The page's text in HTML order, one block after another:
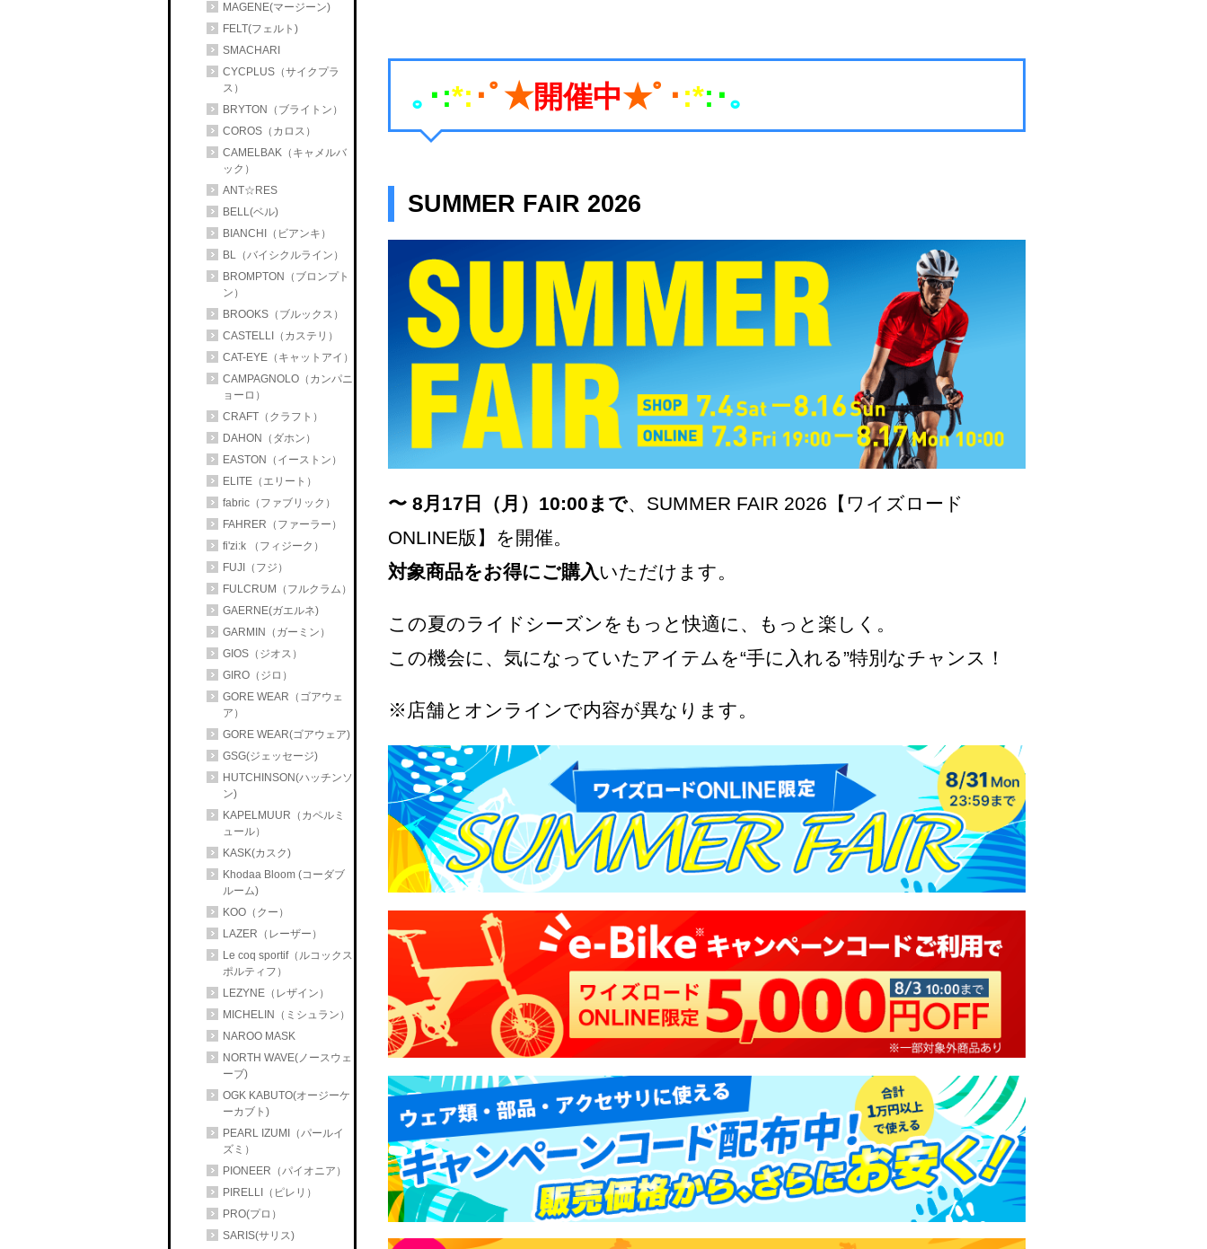
MAGENE(マージーン)
FELT(フェルト)
SMACHARI
CYCPLUS（サイクプラ
ス）
BRYTON（ブライトン）
COROS（カロス）
CAMELBAK（キャメルバ
ック）
ANT☆RES
BELL(ベル)
BIANCHI（ビアンキ）
BL（バイシクルライン）
BROMPTON（ブロンプト
ン）
BROOKS（ブルックス）
CASTELLI（カステリ）
CAT-EYE（キャットアイ）
CAMPAGNOLO（カンパニ
ョーロ）
CRAFT（クラフト）
DAHON（ダホン）
EASTON（イーストン）
ELITE（エリート）
fabric（ファブリック）
FAHRER（ファーラー）
fi'zi:k （フィジーク）
FUJI（フジ）
FULCRUM（フルクラム）
GAERNE(ガエルネ)
GARMIN（ガーミン）
GIOS（ジオス）
GIRO（ジロ）
GORE WEAR（ゴアウェ
ア）
GORE WEAR(ゴアウェア)
GSG(ジェッセージ)
HUTCHINSON(ハッチンソ
ン)
KAPELMUUR（カペルミ
ュール）
KASK(カスク)
Khodaa Bloom (コーダブ
ルーム)
KOO（クー）
LAZER（レーザー）
Le coq sportif（ルコックス
ポルティフ）
LEZYNE（レザイン）
MICHELIN（ミシュラン）
NAROO MASK
NORTH WAVE(ノースウェ
ーブ)
OGK KABUTO(オージーケ
ーカブト)
PEARL IZUMI（パールイ
ズミ）
PIONEER（パイオニア）
PIRELLI（ピレリ）
PRO(プロ）
SARIS(サリス)
｡ ･:*: ･ﾟ★開催中★ﾟ･ :*:･｡
SUMMER FAIR 2026
〜 8月17日（月）10:00まで、SUMMER FAIR 2026【ワイズロード
ONLINE版】を開催。
対象商品をお得にご購入いただけます。
この夏のライドシーズンをもっと快適に、もっと楽しく。
この機会に、気になっていたアイテムを“手に入れる”特別なチャンス！
※店舗とオンラインで内容が異なります。